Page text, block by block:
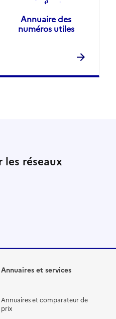
Annuaire des
numéros utiles
les réseaux
Annuaires et services
Annuaires et comparateur de
prix